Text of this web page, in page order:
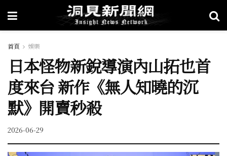
首頁 娛樂
日本怪物新銳導演內山拓也首
度來台 新作《無人知曉的沉
默》開賣秒殺
2026-06-29